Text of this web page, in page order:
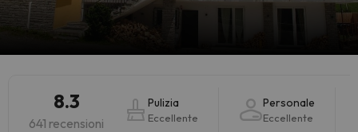
8.3
641 recensioni
Pulizia
Eccellente
Personale
Eccellente